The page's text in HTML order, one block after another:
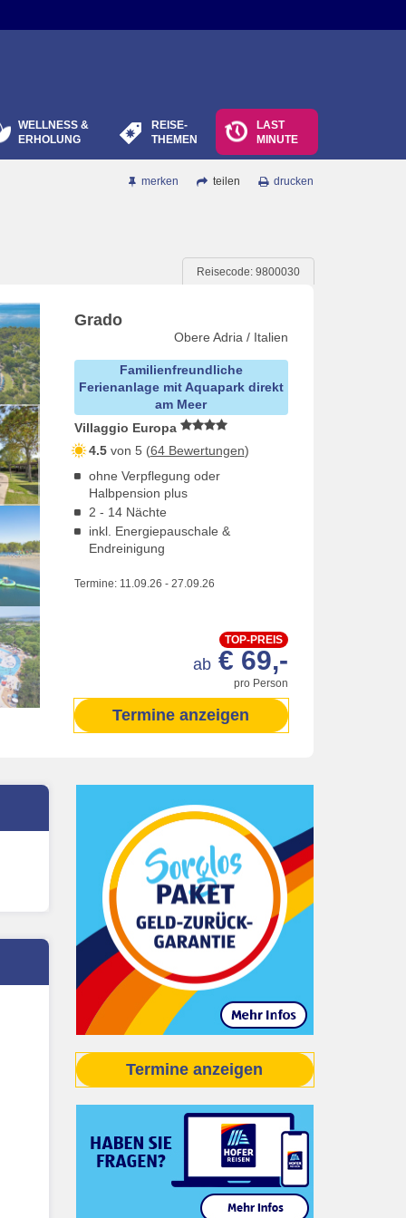
WELLNESS &
ERHOLUNG
REISE-
THEMEN
LAST
MINUTE
drucken
teilen
merken
Reisecode: 9800030
Grado
Obere Adria / Italien
Familienfreundliche
Ferienanlage mit Aquapark direkt
am Meer
Villaggio Europa
4.5von 5 (64 Bewertungen)
ohne Verpflegung oder
Halbpension plus
2 - 14 Nächte
inkl. Energiepauschale &
Endreinigung
Termine: 11.09.26 - 27.09.26
TOP-PREIS
pro Person
ab € 69,-
Termine anzeigen
Termine anzeigen